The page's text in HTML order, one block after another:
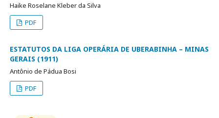
Haike Roselane Kleber da Silva
PDF
ESTATUTOS DA LIGA OPERÁRIA DE UBERABINHA – MINAS
GERAIS (1911)
Antônio de Pádua Bosi
PDF